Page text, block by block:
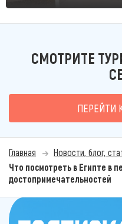
СМОТРИТЕ
ПЕРЕЙТИ
Главная Новости, блог,
Что посмотреть в Египте в
достопримечательностей